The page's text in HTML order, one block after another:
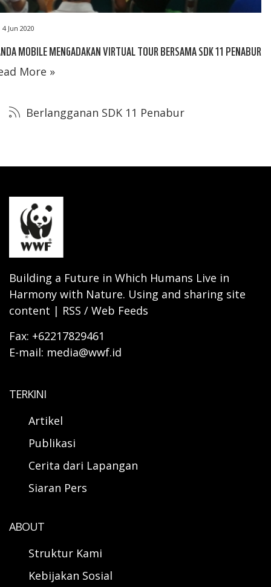
4 Jun 2020
MOBILE MENGADAKAN VIRTUAL TOUR BERSAMA SDK 11 PENABUR
More »
Berlangganan SDK 11 Penabur
Building a Future in Which Humans Live in
Harmony with Nature. Using and sharing site
content | RSS / Web Feeds
Fax: +62217829461
E-mail: media@wwf.id
TERKINI
Artikel
Publikasi
Cerita dari Lapangan
Siaran Pers
ABOUT
Struktur Kami
Kebijakan Sosial